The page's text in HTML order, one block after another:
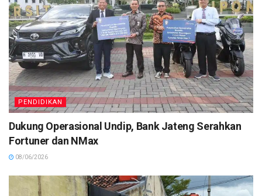
PENDIDIKAN
Dukung Operasional Undip, Bank Jateng Serahkan
Fortuner dan NMax
08/06/2026